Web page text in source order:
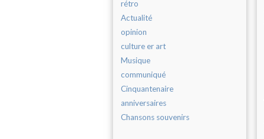
rétro
Actualité
opinion
culture er art
Musique
communiqué
Cinquantenaire
anniversaires
Chansons souvenirs